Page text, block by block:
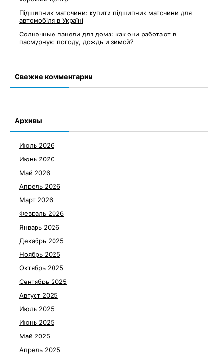
Підшипник маточини: купити підшипник маточини для
автомобіля в Україні
Солнечные панели для дома: как они работают в
пасмурную погоду, дождь и зимой?
Свежие комментарии
Архивы
Июль 2026
Июнь 2026
Май 2026
Апрель 2026
Март 2026
Февраль 2026
Январь 2026
Декабрь 2025
Ноябрь 2025
Октябрь 2025
Сентябрь 2025
Август 2025
Июль 2025
Июнь 2025
Май 2025
Апрель 2025